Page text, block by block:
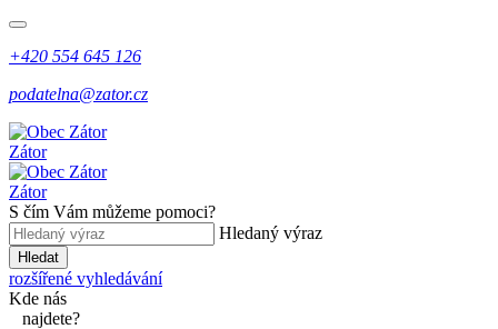
+420 554 645 126
podatelna@zator.cz
Zátor
Zátor
S čím Vám můžeme pomoci?
Hledaný výraz
Hledat
rozšířené vyhledávání
Kde nás
najdete?